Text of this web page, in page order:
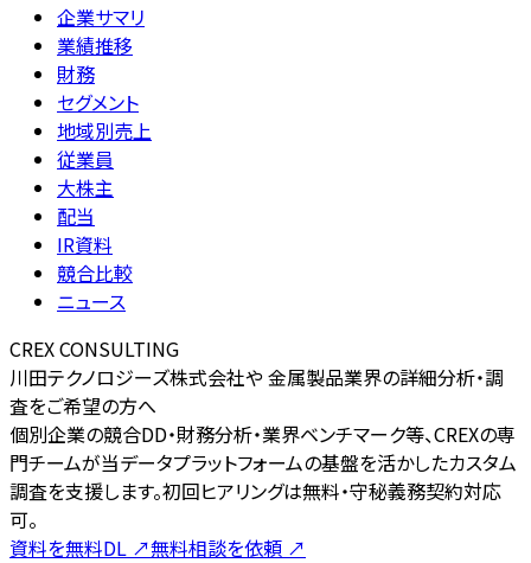
企業サマリ
業績推移
財務
セグメント
地域別売上
従業員
大株主
配当
IR資料
競合比較
ニュース
CREX CONSULTING
川田テクノロジーズ株式会社や 金属製品業界の詳細分析・調
査をご希望の方へ
個別企業の競合DD・財務分析・業界ベンチマーク等、CREXの専
門チームが当データプラットフォームの基盤を活かしたカスタム
調査を支援します。初回ヒアリングは無料・守秘義務契約対応
可。
資料を無料DL ↗無料相談を依頼 ↗